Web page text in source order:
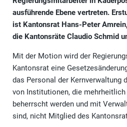
ausführende Ebene vertreten.
ist Kantonsrat Hans-Peter
die Kantonsräte Claudio Schmid
Mit der Motion wird der
Kantonsrat eine
das Personal der Kernverwaltung
von Institutionen, die
beherrscht werden und mit
sind, nicht Mitglied des